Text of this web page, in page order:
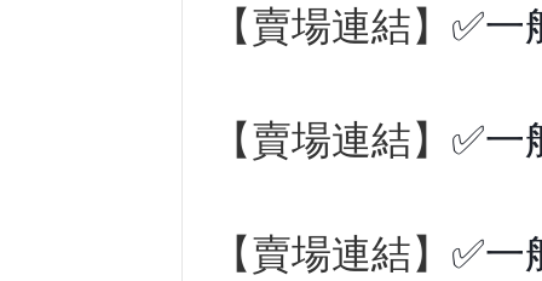
【賣場連結】 ✅一
【賣場連結】 ✅一
【賣場連結】 ✅一